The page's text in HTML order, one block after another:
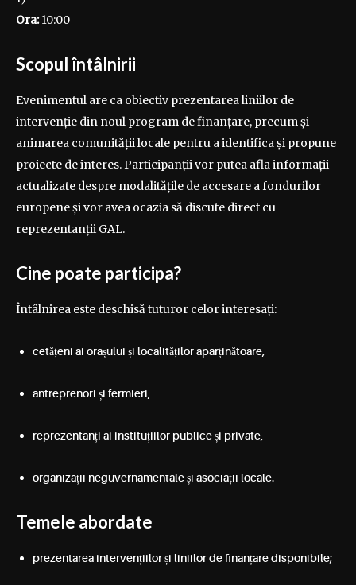
Ora:10:00
Scopul întâlnirii
Evenimentul are ca obiectiv prezentarea liniilor de
intervenție din noul program de finanțare, precum și
animarea comunității locale pentru a identifica și propune
proiecte de interes. Participanții vor putea afla informații
actualizate despre modalitățile de accesare a fondurilor
europene și vor avea ocazia să discute direct cu
reprezentanții GAL.
Cine poate participa?
Întâlnirea este deschisă tuturor celor interesați:
cetățeni ai orașului și localităților aparținătoare,
antreprenori și fermieri,
reprezentanți ai instituțiilor publice și private,
organizații neguvernamentale și asociații locale.
Temele abordate
prezentarea intervențiilor și liniilor de finanțare disponibile;